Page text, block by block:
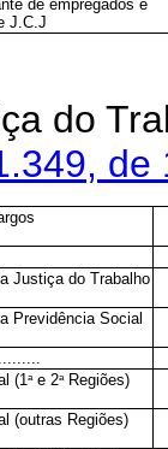
de empregados e
J.C.J
do
de
Justiça do Trabalho
Previdência Social
(1ae 2aRegiões)
(outras Regiões)